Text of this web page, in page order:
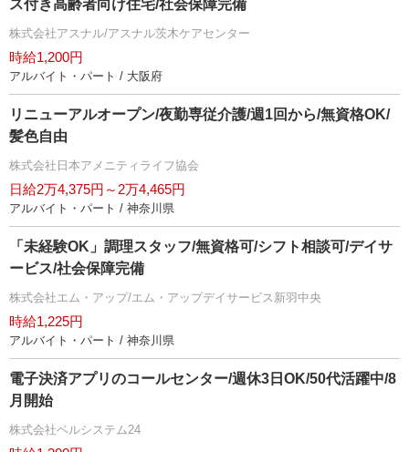
ス付き高齢者向け住宅/社会保障完備
株式会社アスナル/アスナル茨木ケアセンター
時給1,200円
アルバイト・パート / 大阪府
リニューアルオープン/夜勤専従介護/週1回から/無資格OK/
髪色自由
株式会社日本アメニティライフ協会
日給2万4,375円～2万4,465円
アルバイト・パート / 神奈川県
「未経験OK」調理スタッフ/無資格可/シフト相談可/デイサ
ービス/社会保障完備
株式会社エム・アップ/エム・アップデイサービス新羽中央
時給1,225円
アルバイト・パート / 神奈川県
電子決済アプリのコールセンター/週休3日OK/50代活躍中/8
月開始
株式会社ベルシステム24